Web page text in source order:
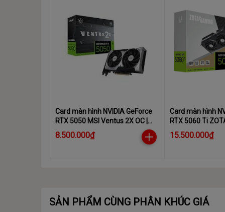
Card màn hình NVIDIA GeForce
RTX 5050 MSI Ventus 2X OC |
8GB GDDR6, 2560 CUDA, 550W
8.500.000₫
Card màn hình
RTX 5060 Ti
16GB GDDR7,
15.500.000₫
SẢN PHẨM CÙNG PHÂN KHÚC GIÁ